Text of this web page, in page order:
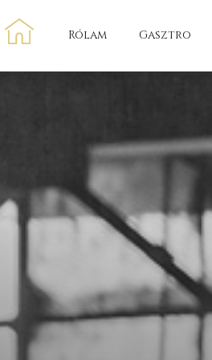
Rólam Gasztro